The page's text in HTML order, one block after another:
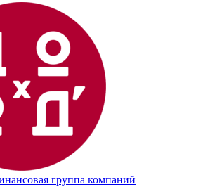
группа компаний